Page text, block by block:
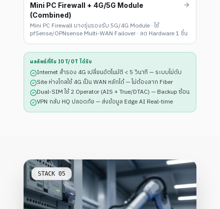
Mini PC Firewall + 4G/5G Module
(Combined)
Mini PC Firewall บางรุ่นรองรับ 5G/4G Module · ใช้
pfSense/OPNsense Multi-WAN Failover · ลด Hardware 1 ชิ้น
ผลลัพธ์ที่ทีม IOT/OT ได้รับ
Internet สำรอง 4G เปลี่ยนอัตโนมัติ < 5 วินาที — ระบบไม่ดับ
Site ห่างไกลใช้ 4G เป็น WAN หลักได้ — ไม่ต้องลาก Fiber
Dual-SIM ใช้ 2 Operator (AIS + True/DTAC) — Backup ซ้อน
VPN กลับ HQ ปลอดภัย — ส่งข้อมูล Edge AI Real-time
STACK 05